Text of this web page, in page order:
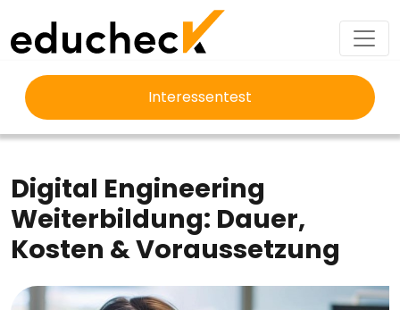
Interessentest
EDUCHECK
AUSBILDUNG
DIGITAL ENGINEERING WEITERBILDUNG
Digital Engineering
Weiterbildung: Dauer,
Kosten & Voraussetzung